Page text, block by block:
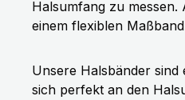
Halsumfang zu messen.
einem flexiblen
Unsere Halsbänder sind
sich perfekt an den